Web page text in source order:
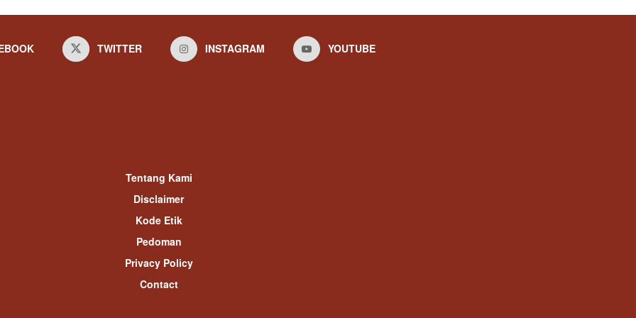
TWITTER INSTAGRAM YOUTUBE
Tentang Kami
Disclaimer
Kode Etik
Pedoman
Privacy Policy
Contact